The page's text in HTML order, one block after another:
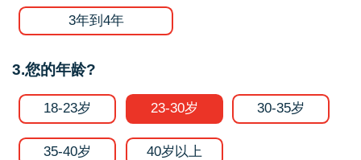
3年到4年
3.您的年龄?
18-23岁 23-30岁 30-35岁
35-40岁 40岁以上